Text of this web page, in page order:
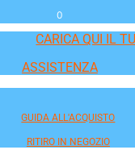
0
CARICA QUI IL
ASSISTENZA
GUIDA ALL'ACQUISTO
RITIRO IN NEGOZIO